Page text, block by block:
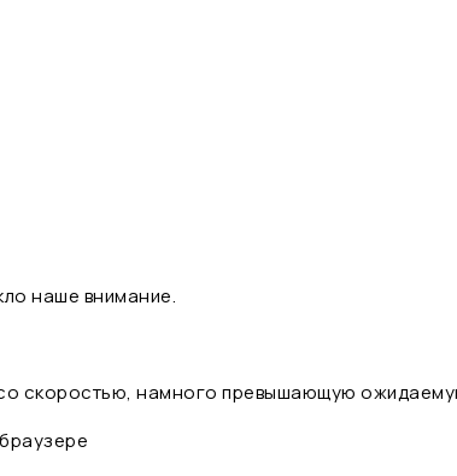
наше внимание.
скоростью, намного превышающую